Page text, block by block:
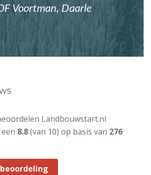
Voortman, Daarle
Landbouwstart.nl
8.8(van 10) op basis van 276